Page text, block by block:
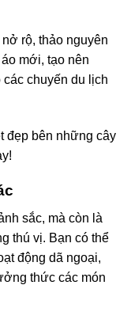
rộ, thảo nguyên
mới, tạo nên
chuyến du lịch
đẹp bên những cây
sắc, mà còn là
thú vị. Bạn có thể
động dã ngoại,
thức các món